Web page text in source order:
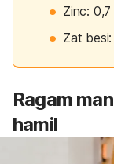
Zinc: 0,7
Zat besi:
Ragam
hamil